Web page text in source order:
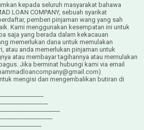
kepada seluruh masyarakat bahawa
LOAN COMPANY, sebuah syarikat
pemberi pinjaman wang yang sah
Kami menggunakan kesempatan ini untuk
saja yang berada dalam kekacauan
memerlukan dana untuk memulakan
atau anda memerlukan pinjaman untuk
atau membayar tagihannya atau memulakan
Jika berminat hubungi kami via email
mengisi dan mengembalikan butiran di